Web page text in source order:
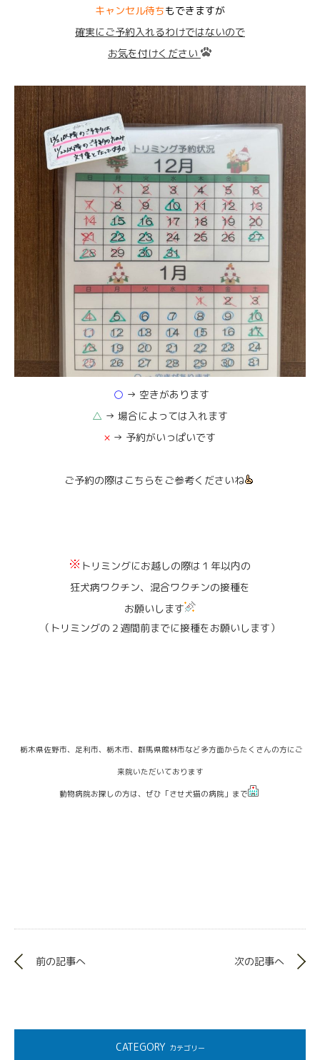
キャンセル待ちもできますが
確実にご予約入れるわけではないので
お気を付けください
○ → 空きがあります
△ → 場合によっては入れます
× → 予約がいっぱいです
ご予約の際はこちらをご参考くださいね
トリミングにお越しの際は１年以内の
狂犬病ワクチン、混合ワクチンの接種を
お願いします
（トリミングの２週間前までに接種をお願いします）
栃木県佐野市、足利市、栃木市、群馬県館林市など多方面からたくさんの方にご
来院いただいております
動物病院お探しの方は、ぜひ「させ犬猫の病院」まで
前の記事へ 次の記事へ
CATEGORY カテゴリー